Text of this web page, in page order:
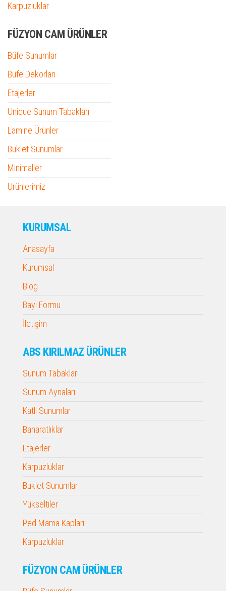
Karpuzluklar
FÜZYON CAM ÜRÜNLER
Büfe Sunumlar
Büfe Dekorları
Etajerler
Unique Sunum Tabakları
Lamine Ürünler
Buklet Sunumlar
Minimaller
Ürünlerimiz
KURUMSAL
Anasayfa
Kurumsal
Blog
Bayi Formu
İletişim
ABS KIRILMAZ ÜRÜNLER
Sunum Tabakları
Sunum Aynaları
Katlı Sunumlar
Baharatlıklar
Etajerler
Karpuzluklar
Buklet Sunumlar
Yükseltiler
Ped Mama Kapları
Karpuzluklar
FÜZYON CAM ÜRÜNLER